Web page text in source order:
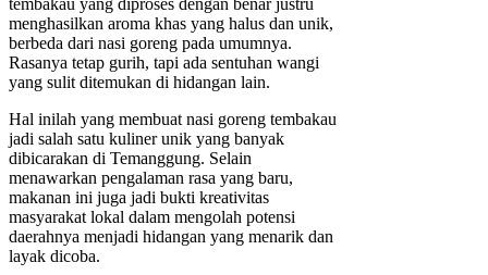
menghasilkan aroma khas yang halus dan unik,
berbeda dari nasi goreng pada umumnya.
Rasanya tetap gurih, tapi ada sentuhan wangi
yang sulit ditemukan di hidangan lain.
Hal inilah yang membuat nasi goreng tembakau
jadi salah satu kuliner unik yang banyak
dibicarakan di Temanggung. Selain
menawarkan pengalaman rasa yang baru,
makanan ini juga jadi bukti kreativitas
masyarakat lokal dalam mengolah potensi
daerahnya menjadi hidangan yang menarik dan
layak dicoba.